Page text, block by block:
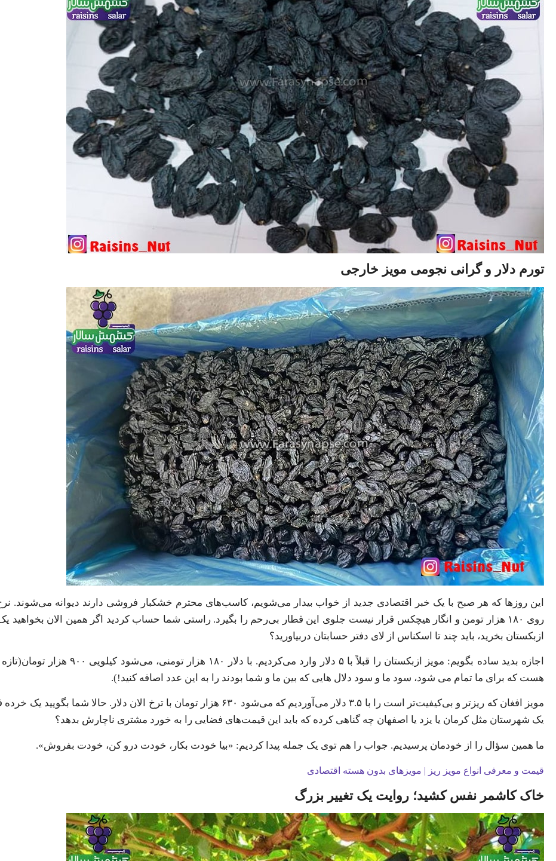
تورم دلار و گرانی نجومی مویز خارجی
این روزها که هر صبح با یک خبر اقتصادی جدید از خواب بیدار می‌شویم، کاسب‌های محترم خشکبار فروشی دارند دیوانه می‌شوند. نرخ
روی ۱۸۰ هزار تومن و انگار هیچکس قرار نیست جلوی این قطار بی‌رحم را بگیرد. راستی شما حساب کردید اگر همین الان بخواهید
ازبکستان بخرید، باید چند تا اسکناس از لای دفتر حسابتان دربیاورید؟
اجازه بدید ساده بگویم: مویز ازبکستان را قبلاً با ۵ دلار وارد می‌کردیم. با دلار
هست که برای ما تمام می شود، سود ما و سود دلال هایی که بین ما و شما بودند را به این عدد اصافه کنید!).
مویز افغان که ریزتر و بی‌کیفیت‌تر است را با ۳.۵ دلار می‌آوردیم که می‌شود ۶۳۰ هزار تومان با ترخ الان دلار. حالا شما
یک شهرستان مثل کرمان یا یزد یا اصفهان چه گناهی کرده که باید این قیمت‌های فضایی را به خورد مشتری ناچارش بدهد؟
ما همین سؤال را از خودمان پرسیدیم. جواب را هم توی یک جمله پیدا کردیم: «بیا خودت بکار، خودت درو کن، خودت بفروش».
قیمت و معرفی انواع مویز ریز | مویزهای بدون هسته اقتصادی
خاک کاشمر نفس کشید؛ روایت یک تغییر بزرگ